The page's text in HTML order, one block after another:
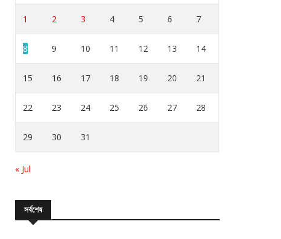
1 2 3 4 5 6 7
8 9 10 11 12 13 14
15 16 17 18 19 20 21
22 23 24 25 26 27 28
29 30 31
« Jul
সর্বশেষ